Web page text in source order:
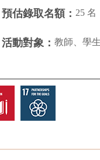
預估錄取名額： 25 名
活動對象： 教師、學